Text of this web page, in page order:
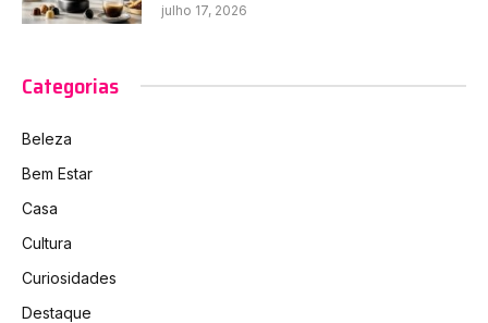
julho 17, 2026
Categorias
Beleza
Bem Estar
Casa
Cultura
Curiosidades
Destaque